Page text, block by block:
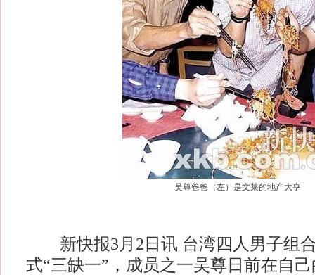
吴尊爸爸（左）是文莱的地产大亨
新快报3月2日讯 台湾四人男子组
式“三缺一”，成员之一吴尊日前在自